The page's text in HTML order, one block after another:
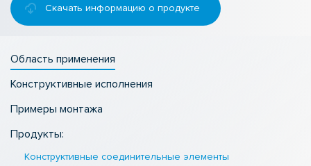
Скачать информацию о продукте
Область применения
Конструктивные исполнения
Примеры монтажа
Продукты:
Конструктивные соединительные элементы